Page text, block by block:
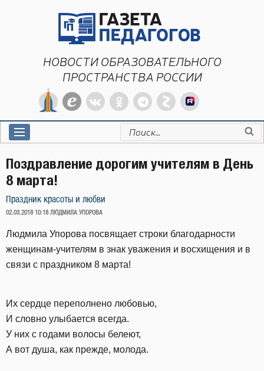
НОВОСТИ ОБРАЗОВАТЕЛЬНОГО
ПРОСТРАНСТВА РОССИИ
Искать:
Поздравление дорогим учителям в День
8 марта!
Праздник красоты и любви
ОПУБЛИКОВАНО
02.03.2018 10:18 ЛЮДМИЛА УПОРОВА
Людмила Упорова посвящает строки благодарности
женщинам-учителям в знак уважения и восхищения и в
связи с праздником 8 марта!
Их сердце переполнено любовью,
И словно улыбается всегда.
У них с годами волосы белеют,
А вот душа, как прежде, молода.